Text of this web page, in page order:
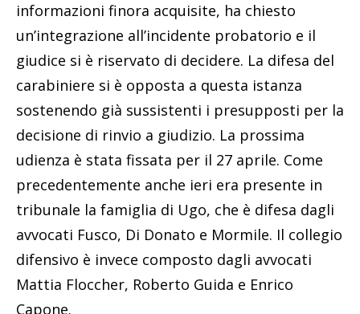
informazioni finora acquisite, ha chiesto
un’integrazione all’incidente probatorio e il
giudice si è riservato di decidere. La difesa del
carabiniere si è opposta a questa istanza
sostenendo già sussistenti i presupposti per la
decisione di rinvio a giudizio. La prossima
udienza è stata fissata per il 27 aprile. Come
precedentemente anche ieri era presente in
tribunale la famiglia di Ugo, che è difesa dagli
avvocati Fusco, Di Donato e Mormile. Il collegio
difensivo è invece composto dagli avvocati
Mattia Floccher, Roberto Guida e Enrico
Capone.